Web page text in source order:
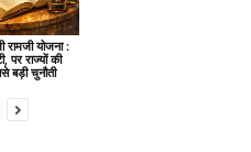
रामजी योजना :
पर राज्यों की
बड़ी चुनौती